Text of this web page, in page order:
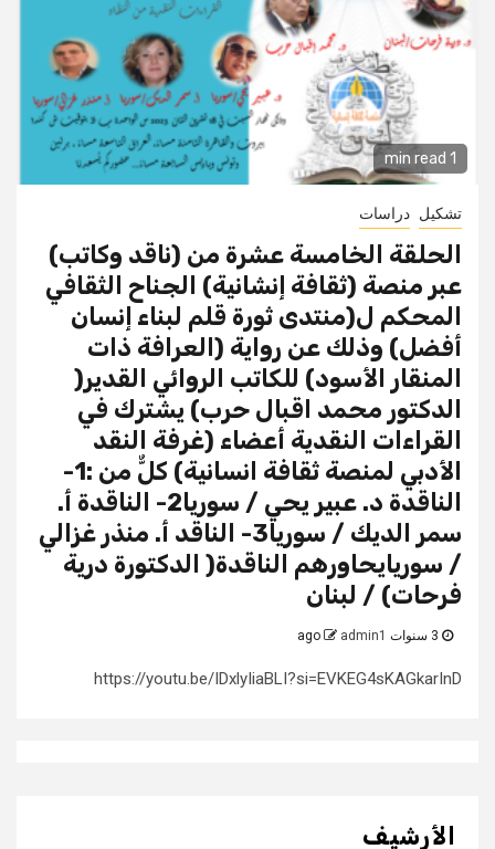
1 min read
تشكيل دراسات
الحلقة الخامسة عشرة من (ناقد وكاتب)
عبر منصة (ثقافة إنشانية) الجناح الثقافي
المحكم ل(منتدى ثورة قلم لبناء إنسان
أفضل) وذلك عن رواية (العرافة ذات
المنقار الأسود) للكاتب الروائي القدير(
الدكتور محمد اقبال حرب) يشترك في
القراءات النقدية أعضاء (غرفة النقد
الأدبي لمنصة ثقافة انسانية) كلٌّ من :1-
الناقدة د. عبير يحي / سوريا2- الناقدة أ.
سمر الديك / سوريا3- الناقد أ. منذر غزالي
/ سوريايحاورهم الناقدة( الدكتورة درية
فرحات) / لبنان
admin1
https://youtu.be/IDxlyIiaBLI?si=EVKEG4sKAGkarInD
الأرشيف